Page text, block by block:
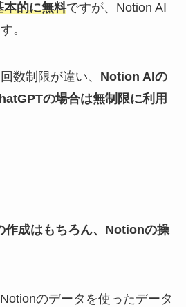
的に無料ですが、Notion AI
。
数制限が違い、 Notion AIの
の場合は無制限に利用
作成はもちろん、Notionの操
のデータを使ったデータ